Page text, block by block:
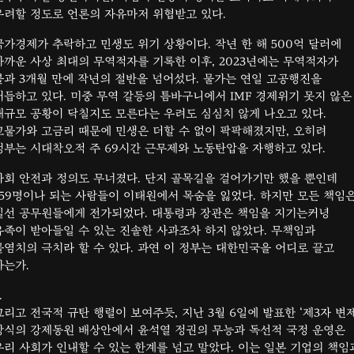
려할 정도로 언론의 자유마저 위협받고 있다.
가경제가 추락하고 민생도 위기 상황이다. 작년 한 해 500억 달러에
까운 사상 최대의 무역적자를 기록한 이후, 2023년에는 무역적자가
과 3개월 만에 작년의 절반을 넘어섰다. 물가는 연일 고공행진을
듭하고 있다. 미중 무역 갈등의 틈바구니에서 IMF 경제위기 못지 않은
규모 공황이 닥칠지도 모른다는 우려도 심심치 않게 나오고 있다.
물가와 고금리 때문에 민생은 더할 수 없이 팍팍해졌지만, 오히려
부는 시대착오적 주 69시간 근무제와 노동탄압을 자행하고 있다.
회 안전과 정의도 무너졌다. 단지 골목길을 걸어가기만 했을 뿐인데
명이나 되는 사람들이 이태원에서 목숨을 잃었다. 하지만 모든 책임
선 공무원들에게 전가되었다. 대통령과 장관은 책임을 지기는커녕
족이 받아들일 수 있는 진솔한 사과조차 하지 않았다. 무책임과
염치의 극치라 할 수 있다. 과연 이 정부는 대한민국을 어디로 끌고
는가.
리고 전국적 규탄 행렬이 보여주듯, 지난 3월 6일에 발표한 ‘제3자 변
식의 강제동원 배상안에서 윤석열 정권의 무능과 독선적 국정 운영은
리 사회가 인내할 수 있는 한계를 넘고 말았다. 이는 일본 기업의 책임